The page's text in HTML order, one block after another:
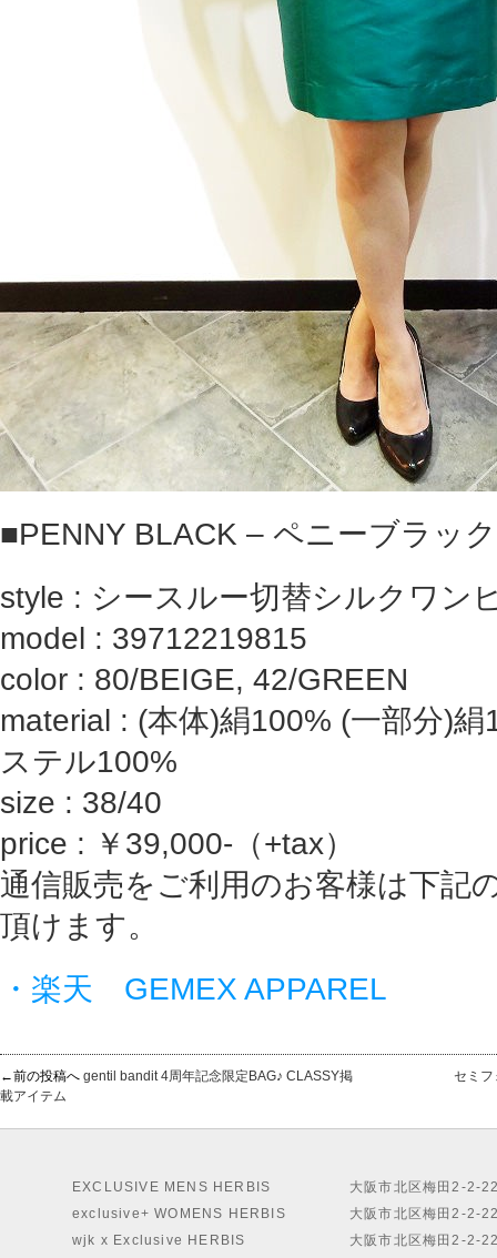
■PENNY BLACK – ペニーブラック
style : シースルー切替シルクワン
model : 39712219815
color : 80/BEIGE, 42/GREEN
material : (本体)絹100% (一部分)
ステル100%
size : 38/40
price : ￥39,000-（+tax）
通信販売をご利用のお客様は下記
頂けます。
・楽天 GEMEX APPAREL
←前の投稿へ gentil bandit 4周年記念限定BAG♪ CLASSY掲
載アイテム
セミフ
EXCLUSIVE MENS HERBIS
exclusive+ WOMENS HERBIS
wjk x Exclusive HERBIS
大阪市北区梅田2-2-
大阪市北区梅田2-2-
大阪市北区梅田2-2-